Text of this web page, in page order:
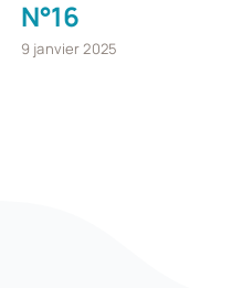
N°16
9 janvier 2025